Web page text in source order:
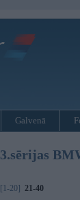
Galvenā
3.sērijas
[1-20] 21-40